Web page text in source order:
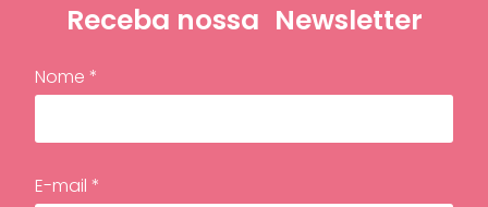
Receba nossa Newsletter
Nome *
E-mail *